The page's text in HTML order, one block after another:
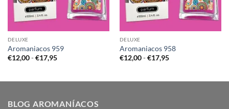
DELUXE
Aromaniacos 959
€12,00 - €17,95Rango
€12,00
DELUXE
Aromaniacos 958
€12,00 - €17,95Rango
€12,00
BLOG AROMANÍACOS